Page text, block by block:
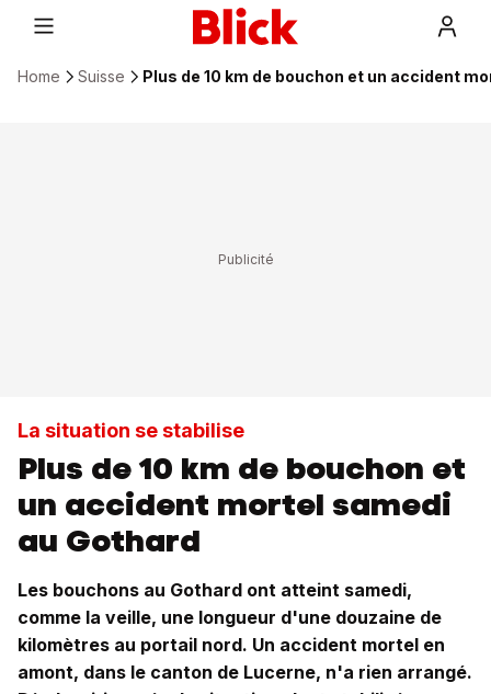
Home Suisse Plus de 10 km de bouchon et un accident
La situation se stabilise
Plus de 10 km de bouchon et
un accident mortel samedi
au Gothard
Les bouchons au Gothard ont atteint samedi,
comme la veille, une longueur d'une douzaine de
kilomètres au portail nord. Un accident mortel en
amont, dans le canton de Lucerne, n'a rien arrangé.